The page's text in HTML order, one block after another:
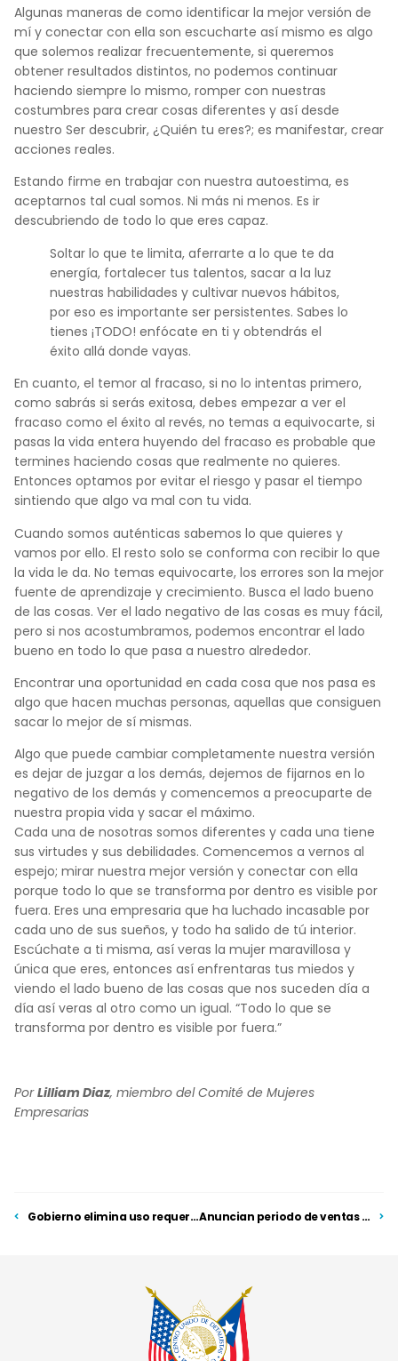
Algunas maneras de como identificar la mejor versión de
mí y conectar con ella son escucharte así mismo es algo
que solemos realizar frecuentemente, si queremos
obtener resultados distintos, no podemos continuar
haciendo siempre lo mismo, romper con nuestras
costumbres para crear cosas diferentes y así desde
nuestro Ser descubrir, ¿Quién tu eres?; es manifestar, crear
acciones reales.
Estando firme en trabajar con nuestra autoestima, es
aceptarnos tal cual somos. Ni más ni menos. Es ir
descubriendo de todo lo que eres capaz.
Soltar lo que te limita, aferrarte a lo que te da
energía, fortalecer tus talentos, sacar a la luz
nuestras habilidades y cultivar nuevos hábitos,
por eso es importante ser persistentes. Sabes lo
tienes ¡TODO! enfócate en ti y obtendrás el
éxito allá donde vayas.
En cuanto, el temor al fracaso, si no lo intentas primero,
como sabrás si serás exitosa, debes empezar a ver el
fracaso como el éxito al revés, no temas a equivocarte, si
pasas la vida entera huyendo del fracaso es probable que
termines haciendo cosas que realmente no quieres.
Entonces optamos por evitar el riesgo y pasar el tiempo
sintiendo que algo va mal con tu vida.
Cuando somos auténticas sabemos lo que quieres y
vamos por ello. El resto solo se conforma con recibir lo que
la vida le da. No temas equivocarte, los errores son la mejor
fuente de aprendizaje y crecimiento. Busca el lado bueno
de las cosas. Ver el lado negativo de las cosas es muy fácil,
pero si nos acostumbramos, podemos encontrar el lado
bueno en todo lo que pasa a nuestro alrededor.
Encontrar una oportunidad en cada cosa que nos pasa es
algo que hacen muchas personas, aquellas que consiguen
sacar lo mejor de sí mismas.
Algo que puede cambiar completamente nuestra versión
es dejar de juzgar a los demás, dejemos de fijarnos en lo
negativo de los demás y comencemos a preocuparte de
nuestra propia vida y sacar el máximo.
Cada una de nosotras somos diferentes y cada una tiene
sus virtudes y sus debilidades. Comencemos a vernos al
espejo; mirar nuestra mejor versión y conectar con ella
porque todo lo que se transforma por dentro es visible por
fuera. Eres una empresaria que ha luchado incasable por
cada uno de sus sueños, y todo ha salido de tú interior.
Escúchate a ti misma, así veras la mujer maravillosa y
única que eres, entonces así enfrentaras tus miedos y
viendo el lado bueno de las cosas que nos suceden día a
día así veras al otro como un igual. “Todo lo que se
transforma por dentro es visible por fuera.”
PorLilliam Diaz, miembro del Comité de Mujeres
Empresarias
Gobierno elimina uso requerido de mascarillas a personas vacunadas y restricciones de capacidad Anuncian periodo de ventas sin IVU para uniformes y materiales escolares